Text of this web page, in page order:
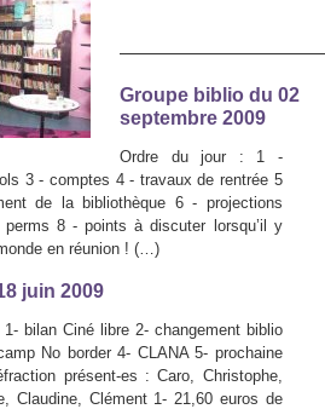
Groupe biblio du 02
septembre 2009
Ordre du jour : 1 -
3 - comptes 4 - travaux de rentrée 5
de la bibliothèque 6 - projections
8 - points à discuter lorsqu’il y
en réunion ! (…)
juin 2009
bilan Ciné libre 2- changement biblio
No border 4- CLANA 5- prochaine
présent-es : Caro, Christophe,
Claudine, Clément 1- 21,60 euros de